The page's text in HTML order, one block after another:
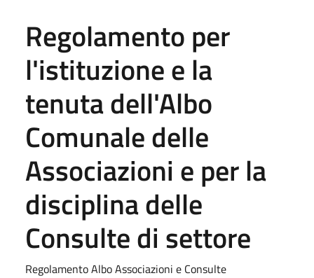
Regolamento per
l'istituzione e la
tenuta dell'Albo
Comunale delle
Associazioni e per la
disciplina delle
Consulte di settore
Regolamento Albo Associazioni e Consulte